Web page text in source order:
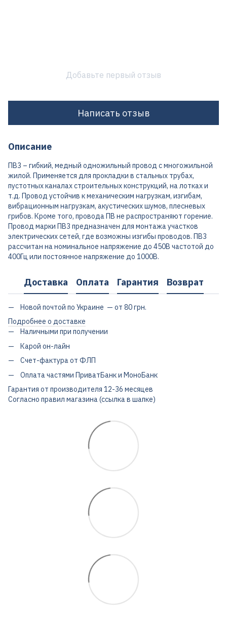
Добавьте первый отзыв
Написать отзыв
Описание
ПВ3 – гибкий, медный одножильный провод с многожильной
жилой. Применяется для прокладки в стальных трубах,
пустотных каналах строительных конструкций, на лотках и
т.д. Провод устойчив к механическим нагрузкам, изгибам,
вибрационным нагрузкам, акустических шумов, плесневых
грибов. Кроме того, провода ПВ не распространяют горение.
Провод марки ПВ3 предназначен для монтажа участков
электрических сетей, где возможны изгибы проводов. ПВ3
рассчитан на номинальное напряжение до 450В частотой до
400Гц или постоянное напряжение до 1000В.
Доставка Оплата Гарантия Возврат
Новой почтой по Украине — от 80 грн.
Подробнее о доставке
Наличными при получении
Карой он-лайн
Счет-фактура от ФЛП
Оплата частями ПриватБанк и МоноБанк
Гарантия от производителя 12-36 месяцев
Согласно правил магазина (ссылка в шапке)